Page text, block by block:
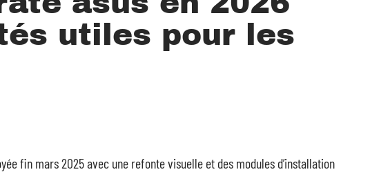
utiles pour les
fin mars 2025 avec une refonte visuelle et des modules d’installation